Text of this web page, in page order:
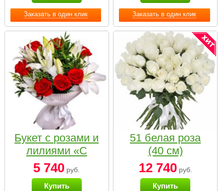
Заказать в один клик Заказать в один клик
Букет с розами и
лилиями «С
наилучшими
пожеланиями»
5 740 руб.
Купить
51 белая роза
(40 см)
12 740руб.
Купить